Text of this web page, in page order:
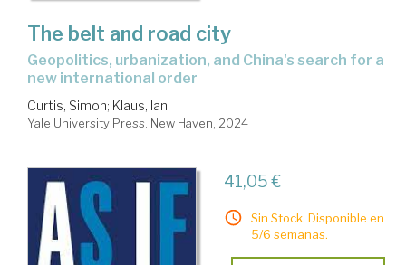
The belt and road city
geopolitics, urbanization, and China's search for a
new international order
Curtis, Simon; Klaus, Ian
Yale University Press. New Haven, 2024
41,05 €
Sin Stock. Disponible en
5/6 semanas.